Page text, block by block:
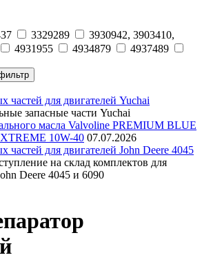
3329289
3930942, 3903410,
4931955 4934879
4937489
частей для двигателей Yuchai
запасные части Yuchai
масла Valvoline PREMIUM BLUE
10W-40 07.07.2026
частей для двигателей John Deere 4045
на склад комплектов для
Deere 4045 и 6090